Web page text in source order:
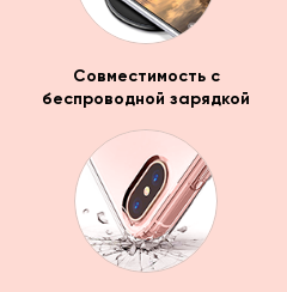
Совместимость с
беспроводной зарядкой